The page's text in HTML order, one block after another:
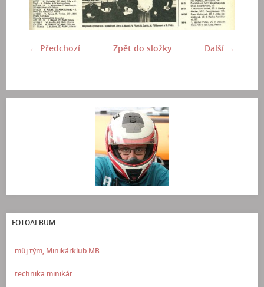
← Předchozí Další →
Zpět do složky
FOTOALBUM
můj tým, Minikárklub MB
technika minikár